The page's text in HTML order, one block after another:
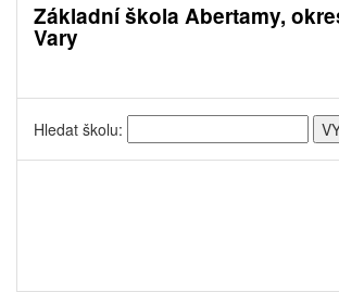
Základní škola Abertamy,
Vary
Hledat školu: